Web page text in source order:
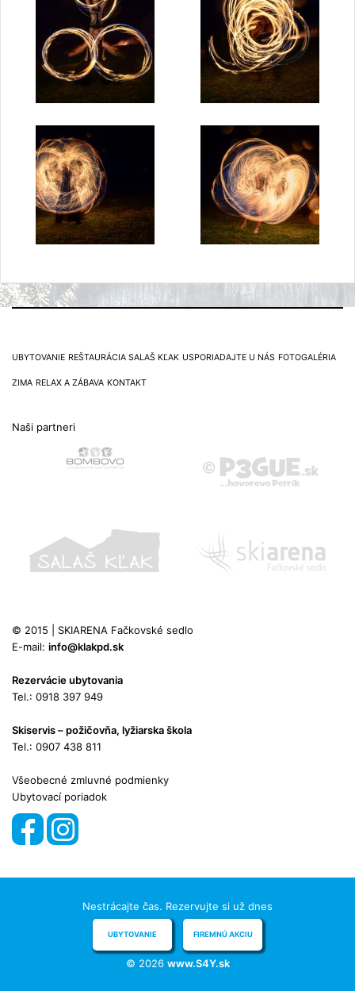
UBYTOVANIE REŠTAURÁCIA SALAŠ KĽAK USPORIADAJTE U NÁS FOTOGALÉRIA
ZIMA RELAX A ZÁBAVA KONTAKT
Naši partneri
© 2015 | SKIARENA Fačkovské sedlo
E-mail: info@klakpd.sk
Rezervácie ubytovania
Tel.: 0918 397 949
Skiservis – požičovňa, lyžiarska škola
Tel.: 0907 438 811
Všeobecné zmluvné podmienky
Ubytovací poriadok
Nestrácajte čas. Rezervujte si už dnes
UBYTOVANIE FIREMNÚ AKCIU
© 2026 www.S4Y.sk